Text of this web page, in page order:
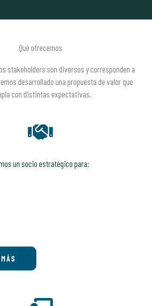
Qué ofrecemos
stakeholders son diversos y corresponden a
desarrollado una propuesta de valor que
con distintas expectativas.
un socio estratégico para: